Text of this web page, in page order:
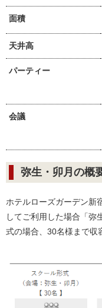
面積
天井高
パーティー
会議
弥生・卯月の概
ホテルローズガーデン新
してご利用した場合「弥
式の場合、30名様まで収